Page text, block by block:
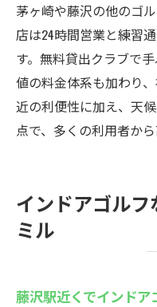
茅ヶ崎や藤沢の他のゴ
店は24時間営業と練習
す。無料貸出クラブで
値の料金体系も加わり
近の利便性に加え、天
点で、多くの利用者か
インドアゴル
ミル
藤沢駅近くでインド